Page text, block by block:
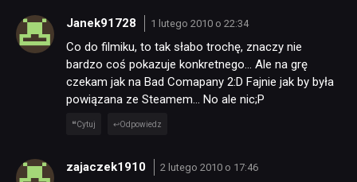
Janek91728 1 lutego 2010 o 22:34
Co do filmiku, to tak słabo trochę, znaczy nie
bardzo coś pokazuje konkretnego… Ale na grę
czekam jak na Bad Comapany 2:D Fajnie jak by była
powiązana ze Steamem… No ale nic;P
Cytuj Odpowiedz
zajaczek1910 2 lutego 2010 o 17:46